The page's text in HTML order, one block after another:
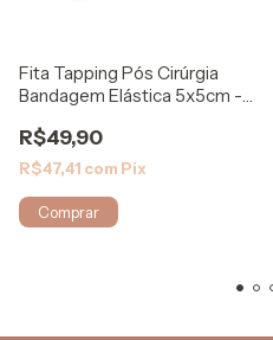
Fita Tapping Pós Cirúrgia
Bandagem Elástica 5x5cm -
R$49,90
R$47,41 com Pix